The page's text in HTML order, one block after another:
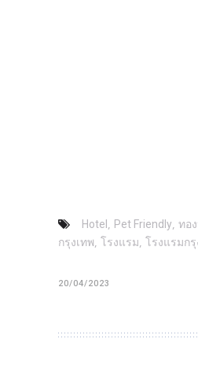
Hotel , Pet Friendly, ทอ
กรุงเทพ, โรงแรม, โรงแรมกรุ
20/04/2023